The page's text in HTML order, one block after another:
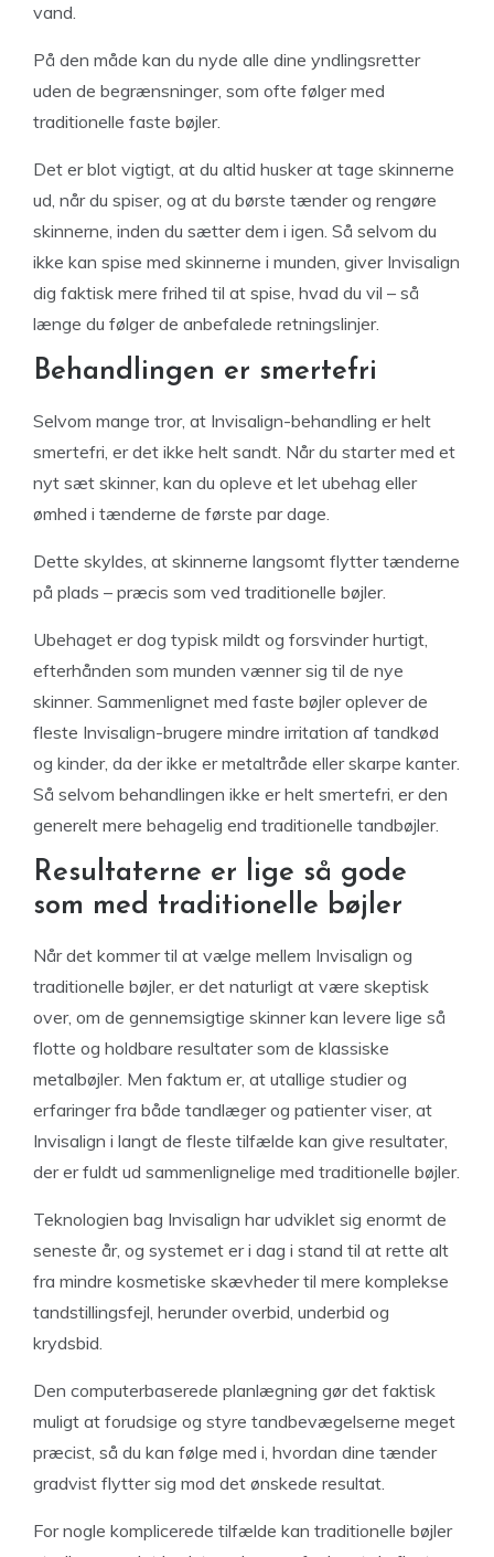
vand.
På den måde kan du nyde alle dine yndlingsretter
uden de begrænsninger, som ofte følger med
traditionelle faste bøjler.
Det er blot vigtigt, at du altid husker at tage skinnerne
ud, når du spiser, og at du børste tænder og rengøre
skinnerne, inden du sætter dem i igen. Så selvom du
ikke kan spise med skinnerne i munden, giver Invisalign
dig faktisk mere frihed til at spise, hvad du vil – så
længe du følger de anbefalede retningslinjer.
Behandlingen er smertefri
Selvom mange tror, at Invisalign-behandling er helt
smertefri, er det ikke helt sandt. Når du starter med et
nyt sæt skinner, kan du opleve et let ubehag eller
ømhed i tænderne de første par dage.
Dette skyldes, at skinnerne langsomt flytter tænderne
på plads – præcis som ved traditionelle bøjler.
Ubehaget er dog typisk mildt og forsvinder hurtigt,
efterhånden som munden vænner sig til de nye
skinner. Sammenlignet med faste bøjler oplever de
fleste Invisalign-brugere mindre irritation af tandkød
og kinder, da der ikke er metaltråde eller skarpe kanter.
Så selvom behandlingen ikke er helt smertefri, er den
generelt mere behagelig end traditionelle tandbøjler.
Resultaterne er lige så gode
som med traditionelle bøjler
Når det kommer til at vælge mellem Invisalign og
traditionelle bøjler, er det naturligt at være skeptisk
over, om de gennemsigtige skinner kan levere lige så
flotte og holdbare resultater som de klassiske
metalbøjler. Men faktum er, at utallige studier og
erfaringer fra både tandlæger og patienter viser, at
Invisalign i langt de fleste tilfælde kan give resultater,
der er fuldt ud sammenlignelige med traditionelle bøjler.
Teknologien bag Invisalign har udviklet sig enormt de
seneste år, og systemet er i dag i stand til at rette alt
fra mindre kosmetiske skævheder til mere komplekse
tandstillingsfejl, herunder overbid, underbid og
krydsbid.
Den computerbaserede planlægning gør det faktisk
muligt at forudsige og styre tandbevægelserne meget
præcist, så du kan følge med i, hvordan dine tænder
gradvist flytter sig mod det ønskede resultat.
For nogle komplicerede tilfælde kan traditionelle bøjler